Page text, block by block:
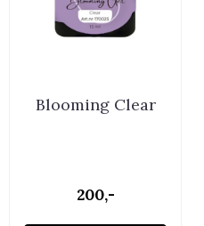
Blooming Clear
200,-